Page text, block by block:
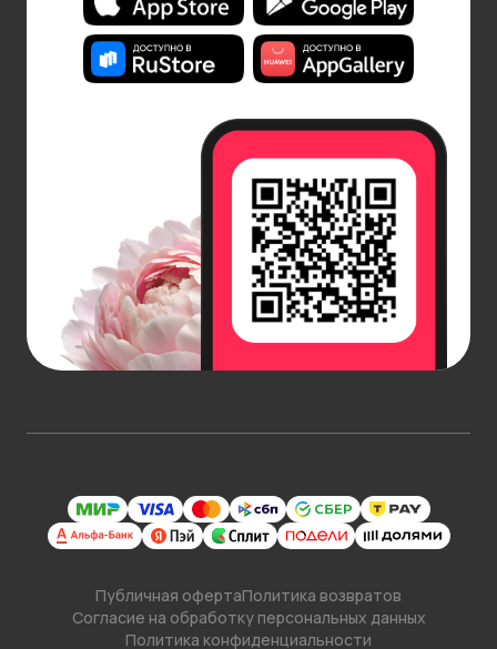
Публичная офертаПолитика возвратов
Согласие на обработку персональных данных
Политика конфиденциальности